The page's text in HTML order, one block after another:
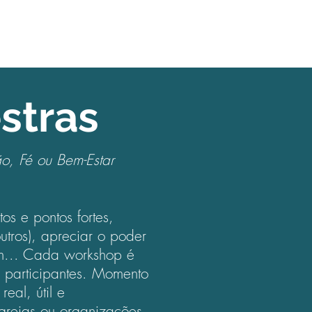
Fé ou Bem-Estar
e pontos fortes,
apreciar o poder
Cada workshop é
Momento
útil e